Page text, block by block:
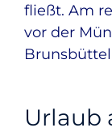
fließt. Am
vor der
Urlaub